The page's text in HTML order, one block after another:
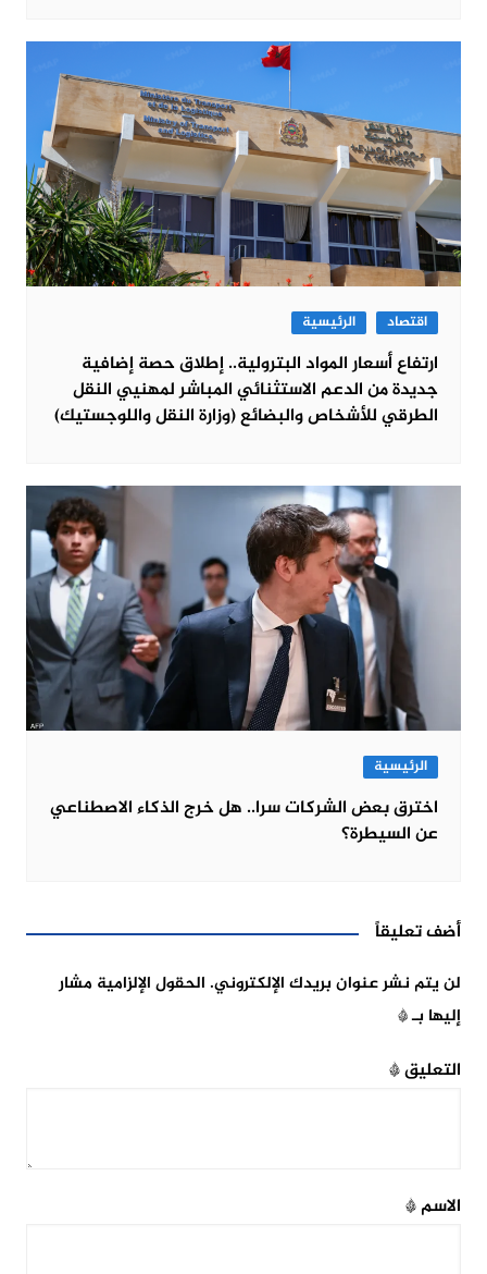
اقتصاد الرئيسية
ارتفاع أسعار المواد البترولية.. إطلاق حصة إضافية
جديدة من الدعم الاستثنائي المباشر لمهنيي النقل
الطرقي للأشخاص والبضائع (وزارة النقل واللوجستيك)
الرئيسية
اخترق بعض الشركات سرا.. هل خرج الذكاء الاصطناعي
عن السيطرة؟
أضف تعليقاً
لن يتم نشر عنوان بريدك الإلكتروني. الحقول الإلزامية مشار
إليها بـ*
التعليق*
الاسم*